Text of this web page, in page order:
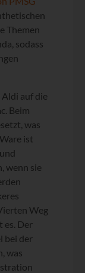
Themen
sodass
auf die
Beim
was
ist
wenn sie
Weg
es. Der
bei der
was